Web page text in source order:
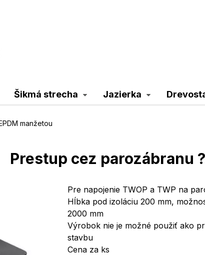
Šikmá strecha Jazierka
manžetou
Prestup cez parozábranu
Pre napojenie TWOP a TWP na
Hĺbka pod izoláciu 200 mm,
2000 mm
Výrobok nie je možné použiť ako
stavbu
Cena za ks